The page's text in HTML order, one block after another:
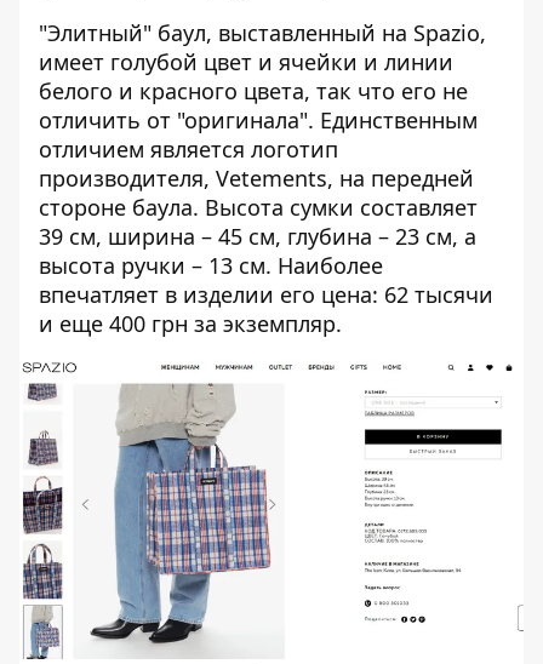
"Элитный" баул, выставленный на Spazio,
имеет голубой цвет и ячейки и линии
белого и красного цвета, так что его не
отличить от "оригинала". Единственным
отличием является логотип
производителя, Vetements, на передней
стороне баула. Высота сумки составляет
39 см, ширина – 45 см, глубина – 23 см, а
высота ручки – 13 см. Наиболее
впечатляет в изделии его цена: 62 тысячи
и еще 400 грн за экземпляр.